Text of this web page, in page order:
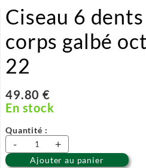
Ciseau 6
corps galbé
22
49.80 €
En stock
Quantité :
- +
Ajouter au panier